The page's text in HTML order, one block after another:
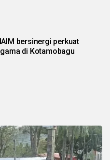
bersinergi perkuat
di Kotamobagu